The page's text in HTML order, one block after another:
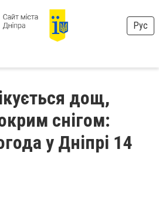
Рус
дощ,
снігом:
у Дніпрі 14